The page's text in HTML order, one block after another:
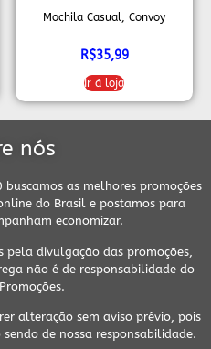
Mochila Casual, Convoy
R$35,99
Ir à loja
nós
as melhores promoções
do Brasil e postamos para
economizar.
pela divulgação das promoções,
não é de responsabilidade do
alteração sem aviso prévio, pois
de nossa responsabilidade.